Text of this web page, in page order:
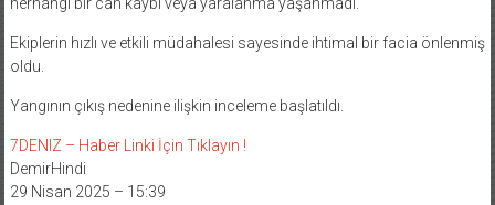
Ekiplerin hızlı ve etkili müdahalesi sayesinde ihtimal bir facia önlenmiş
oldu.
Yangının çıkış nedenine ilişkin inceleme başlatıldı.
7DENIZ – Haber Linki İçin Tıklayın !
DemirHindi
29 Nisan 2025 – 15:39